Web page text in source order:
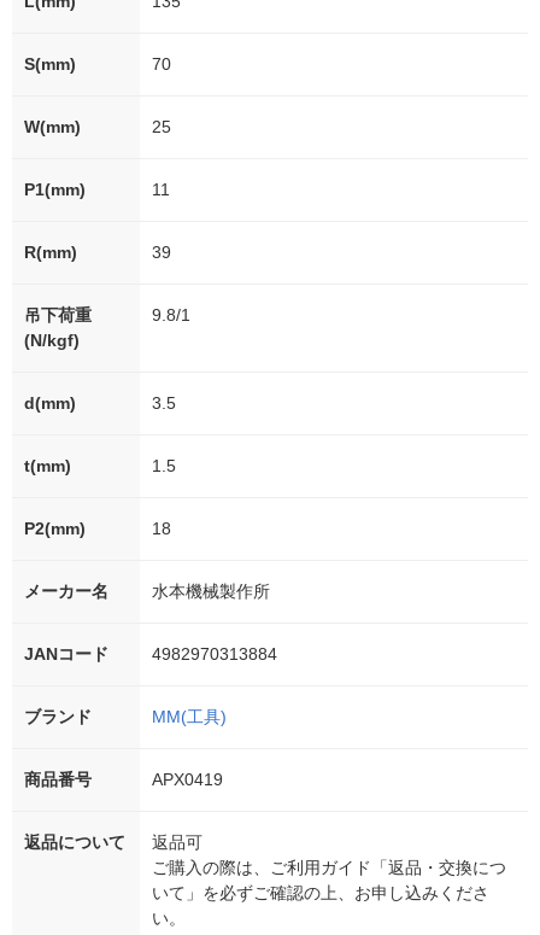
S(mm) 70
W(mm) 25
P1(mm) 11
R(mm) 39
吊下荷重
(N/kgf)
9.8/1
d(mm) 3.5
t(mm) 1.5
P2(mm) 18
メーカー名 水本機械製作所
JANコード 4982970313884
ブランド MM(工具)
商品番号 APX0419
返品について
返品可
ご購入の際は、ご利用ガイド「返品・交換につ
いて」を必ずご確認の上、お申し込みくださ
い。